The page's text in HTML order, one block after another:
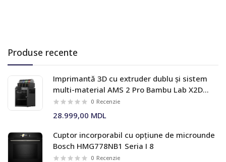
Produse recente
Imprimantă 3D cu extruder dublu și sistem
multi-material AMS 2 Pro Bambu Lab X2D
Combo
0 Recenzie
28.999,00 MDL
Cuptor incorporabil cu opțiune de microunde
Bosch HMG778NB1 Seria I 8
0 Recenzie